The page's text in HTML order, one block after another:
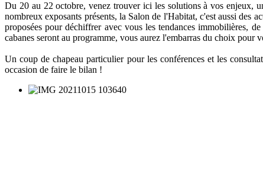
Du 20 au 22 octobre, venez trouver ici les solutions à vos enjeux,
nombreux exposants présents, la Salon de l'Habitat, c'est aussi des
proposées pour déchiffrer avec vous les tendances immobilières,
cabanes seront au programme, vous aurez l'embarras du choix pour
Un coup de chapeau particulier pour les conférences et les
occasion de faire le bilan !